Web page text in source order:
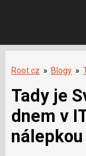
Root.cz » Blogy »
Tady je
dnem v